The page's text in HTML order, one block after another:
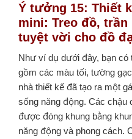
Ý tưởng 15: Thiết
mini: Treo đồ, trần
tuyệt vời cho đồ
Như ví dụ dưới đây, bạn có
gồm các màu tối, tường
nhà thiết kế đã tạo ra một
sống năng động. Các chậu
được đóng khung bằng
năng động và phong cách.